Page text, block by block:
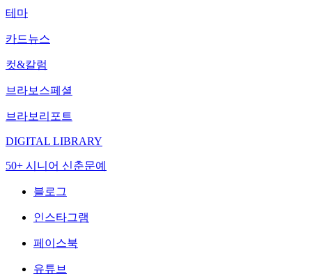
테마
카드뉴스
컷&칼럼
브라보스페셜
브라보리포트
DIGITAL LIBRARY
50+ 시니어 신춘문예
블로그
인스타그램
페이스북
유튜브